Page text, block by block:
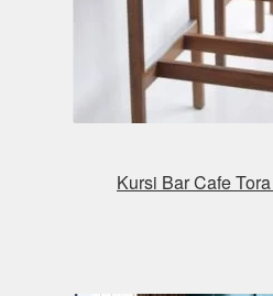
Kursi Bar Cafe